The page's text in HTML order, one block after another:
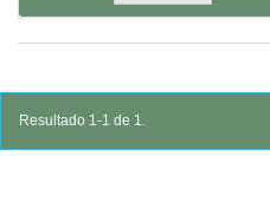
Resultado 1-1 de 1.